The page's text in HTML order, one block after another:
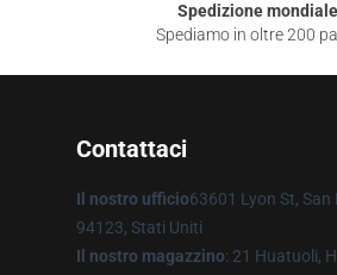
Spedizione mondiale
Spediamo in oltre 200
Contattaci
Il nostro ufficio63601 Lyon St, San
94123, Stati Uniti
Il nostro magazzino: 21 Huatuoli,